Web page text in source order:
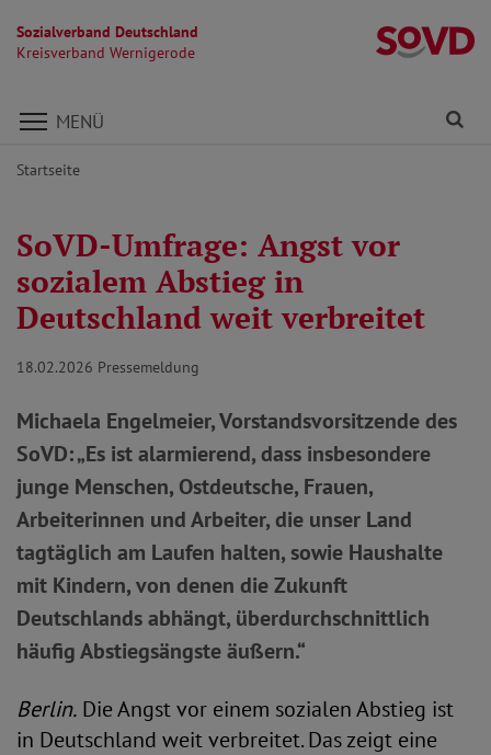
Sozialverband Deutschland
Kreisverband Wernigerode
Direkt zu den Inhalten springen
MENÜ
Startseite
SoVD-Umfrage: Angst vor
sozialem Abstieg in
Deutschland weit verbreitet
18.02.2026 Pressemeldung
Michaela Engelmeier, Vorstandsvorsitzende des
SoVD: „Es ist alarmierend, dass insbesondere
junge Menschen, Ostdeutsche, Frauen,
Arbeiterinnen und Arbeiter, die unser Land
tagtäglich am Laufen halten, sowie Haushalte
mit Kindern, von denen die Zukunft
Deutschlands abhängt, überdurchschnittlich
häufig Abstiegsängste äußern.“
Berlin. Die Angst vor einem sozialen Abstieg ist
in Deutschland weit verbreitet. Das zeigt eine